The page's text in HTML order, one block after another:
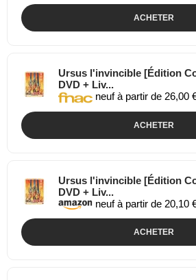
ACHETER
Ursus l'invincible [Édition
DVD + Liv...
neuf à partir de 26,00
ACHETER
Ursus l'invincible [Édition
DVD + Liv...
neuf à partir de 20,10
ACHETER